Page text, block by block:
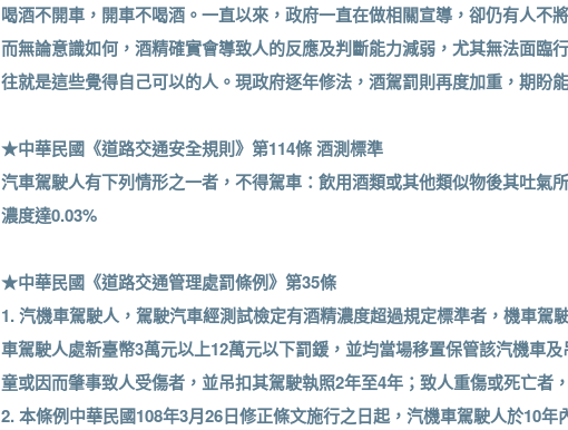
喝酒不開車，開車不喝酒。一直以來，政府一直在做相關宣導，卻仍有人不
而無論意識如何，酒精確實會導致人的反應及判斷能力減弱，尤其無法面臨
往就是這些覺得自己可以的人。現政府逐年修法，酒駕罰則再度加重，期盼
★中華民國《道路交通安全規則》第114條 酒測標準
汽車駕駛人有下列情形之一者，不得駕車：飲用酒類或其他類似物後其吐氣
濃度達0.03%
★中華民國《道路交通管理處罰條例》第35條
1. 汽機車駕駛人，駕駛汽車經測試檢定有酒精濃度超過規定標準者，機車駕
車駕駛人處新臺幣3萬元以上12萬元以下罰鍰，並均當場移置保管該汽機車
童或因而肇事致人受傷者，並吊扣其駕駛執照2年至4年；致人重傷或死亡者
2. 本條例中華民國108年3月26日修正條文施行之日起，汽機車駕駛人於10